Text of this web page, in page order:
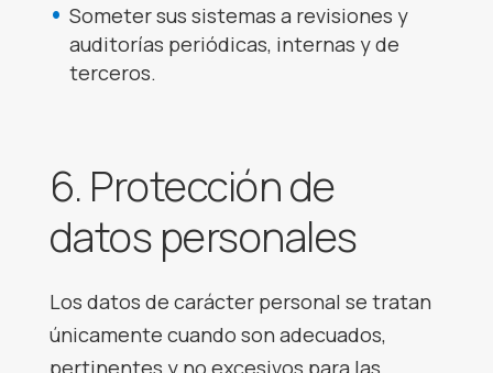
Someter sus sistemas a revisiones y
auditorías periódicas, internas y de
terceros.
6. Protección de
datos personales
Los datos de carácter personal se tratan
únicamente cuando son adecuados,